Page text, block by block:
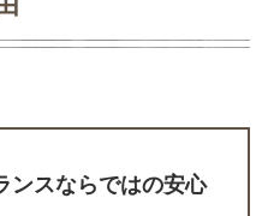
ンスならではの安心